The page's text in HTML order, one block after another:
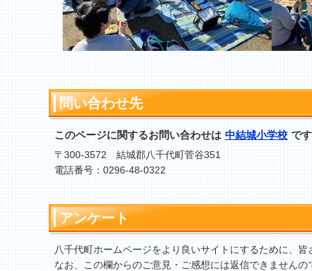
問い合わせ先
このページに関するお問い合わせは 中結城小学校 で
〒300-3572 結城郡八千代町菅谷351
電話番号：0296-48-0322
アンケート
八千代町ホームページをより良いサイトにするために、
なお、この欄からのご意見・ご感想には返信できませんの